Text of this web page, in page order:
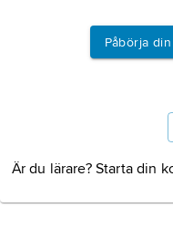
Påbörja
Är du lärare? Starta din